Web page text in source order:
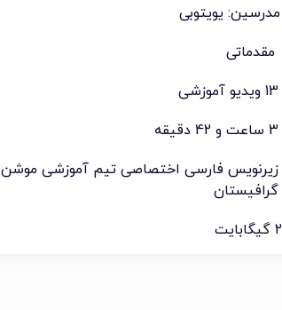
مدرسین: یویتوبی
مقدماتی
13 ویدیو آموزشی
3 ساعت و 42 دقیقه
زیرنویس فارسی اختصاصی تیم آموزشی موشن
گرافیستان
2 گیگابایت